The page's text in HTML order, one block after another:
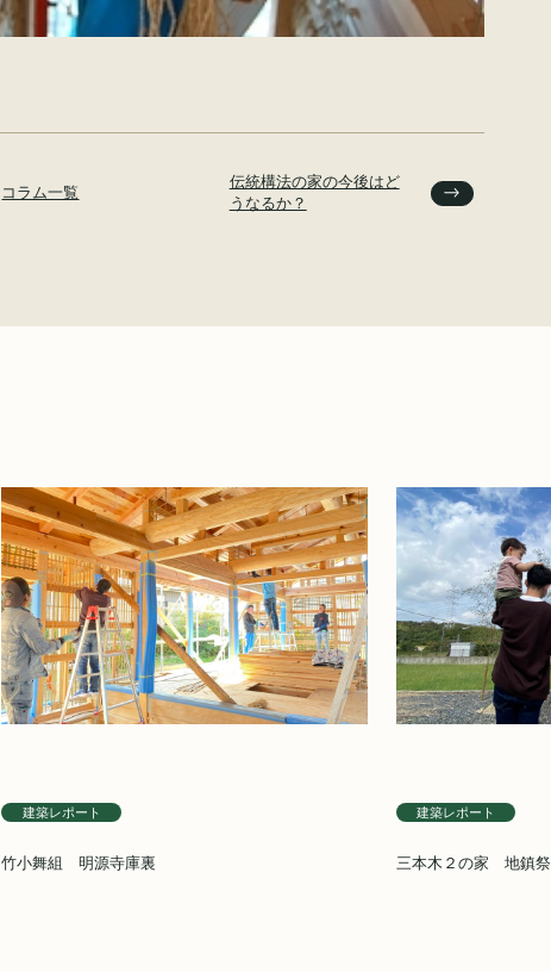
コラム一覧
伝統構法の家の今後はど
うなるか？
建築レポート
竹小舞組 明源寺庫裏
建築レポート
三本木２の家 地鎮祭